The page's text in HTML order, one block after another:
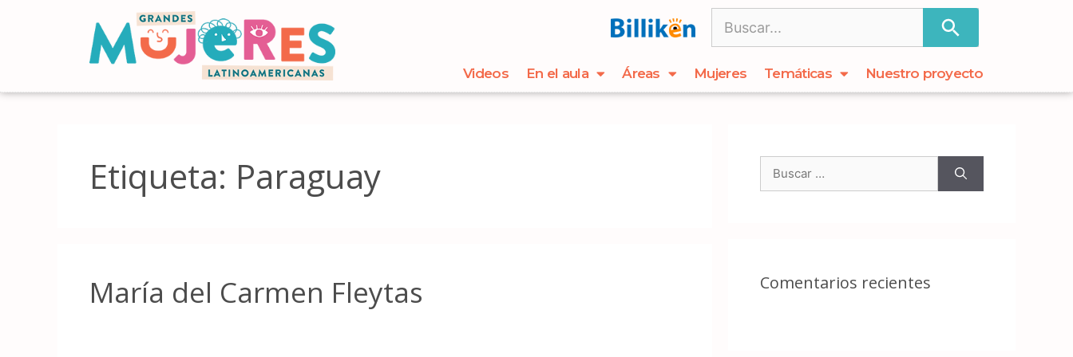
Videos En el aula Áreas Mujeres Temáticas Nuestro proyecto
Etiqueta: Paraguay
María del Carmen Fleytas Comentarios recientes